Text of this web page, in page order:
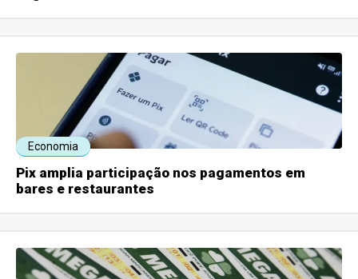
Economia
Pix amplia participação nos pagamentos em
bares e restaurantes